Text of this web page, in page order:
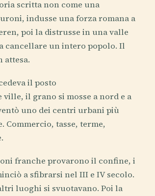
scritta non come una
indusse una forza romana a
poi la distrusse in una valle
cancellare un intero popolo. Il
attesa.
il posto
il grano si mosse a nord e a
uno dei centri urbani più
Commercio, tasse, terme,
franche provarono il confine, i
a sfibrarsi nel III e IV secolo.
luoghi si svuotavano. Poi la